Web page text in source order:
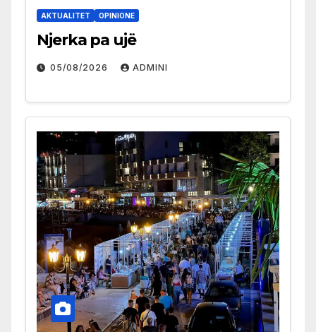
AKTUALITET OPINIONE
Njerka pa ujë
05/08/2026 ADMINI